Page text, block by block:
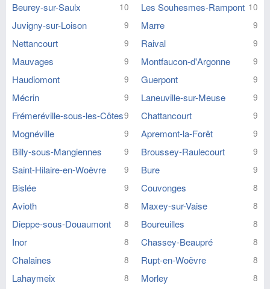
Beurey-sur-Saulx 10 Les Souhesmes-Rampont 10
Juvigny-sur-Loison 9 Marre 9
Nettancourt 9 Raival 9
Mauvages 9 Montfaucon-d'Argonne 9
Haudiomont 9 Guerpont 9
Mécrin 9 Laneuville-sur-Meuse 9
Frémeréville-sous-les-Côtes9 Chattancourt 9
Mognéville 9 Apremont-la-Forêt 9
Billy-sous-Mangiennes 9 Broussey-Raulecourt 9
Saint-Hilaire-en-Woëvre 9 Bure 9
Bislée 9 Couvonges 8
Avioth 8 Maxey-sur-Vaise 8
Dieppe-sous-Douaumont 8 Boureuilles 8
Inor 8 Chassey-Beaupré 8
Chalaines 8 Rupt-en-Woëvre 8
Lahaymeix 8 Morley 8